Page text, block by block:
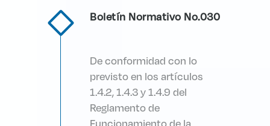
Boletín Normativo No.030
De conformidad con lo
previsto en los artículos
1.4.2, 1.4.3 y 1.4.9 del
Reglamento de